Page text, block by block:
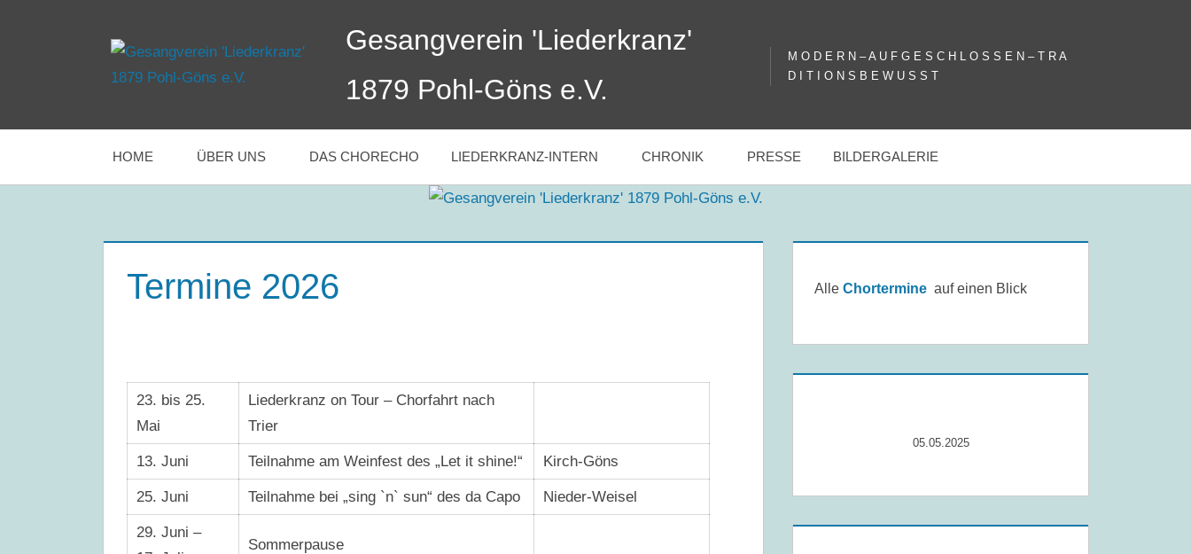
Gesangverein 'Liederkranz'
1879 Pohl-Göns e.V.
M O D E R N – A U F G E S C H L O S S E N – T R A
D I T I O N S B E W U S S T
HOME ÜBER UNS DAS CHORECHO LIEDERKRANZ-INTERN CHRONIK PRESSE BILDERGALERIE
Termine 2026
23. bis 25.
Mai
Liederkranz on Tour – Chorfahrt nach
Trier
13. Juni Teilnahme am Weinfest des „Let it shine!“ Kirch-Göns
25. Juni Teilnahme bei „sing `n` sun“ des da Capo Nieder-Weisel
29. Juni –
Sommerpause
Alle Chortermine auf einen Blick
05.05.2025